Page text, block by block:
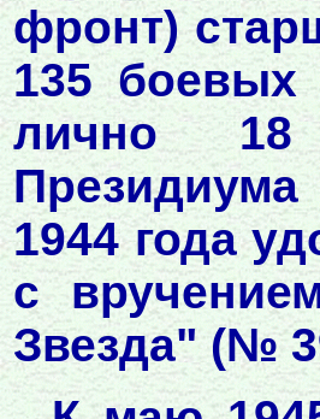
фронт)
135
лично 18
1944 года
с
Звезда" (№